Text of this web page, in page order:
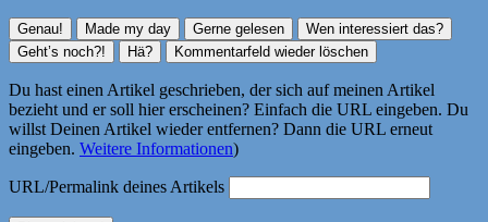
Du hast einen Artikel geschrieben, der sich auf meinen Artikel
bezieht und er soll hier erscheinen? Einfach die URL eingeben. Du
willst Deinen Artikel wieder entfernen? Dann die URL erneut
eingeben. Weitere Informationen)
URL/Permalink deines Artikels